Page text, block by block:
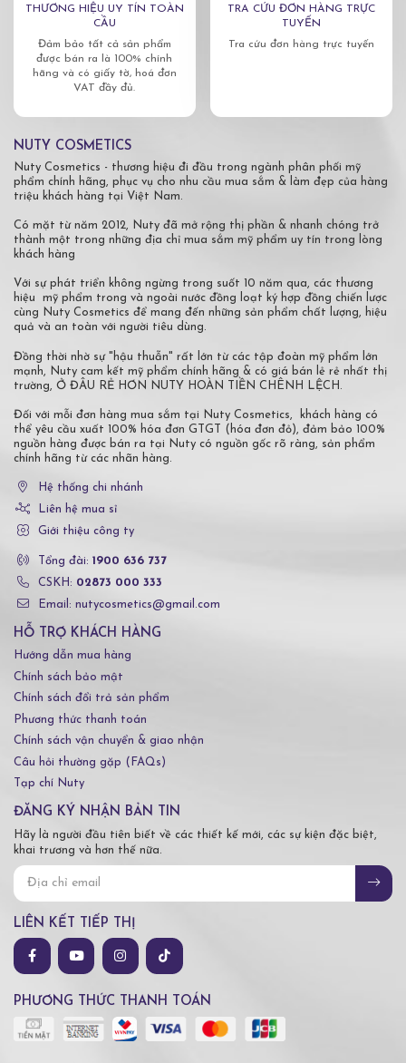
THƯƠNG HIỆU UY TÍN TOÀN
CẦU
Đảm bảo tất cả sản phẩm
được bán ra là 100% chính
hãng và có giấy tờ, hoá đơn
VAT đầy đủ.
TRA CỨU ĐƠN HÀNG TRỰC
TUYẾN
Tra cứu đơn hàng trực tuyến
NUTY COSMETICS
Nuty Cosmetics - thương hiệu đi đầu trong ngành phân phối mỹ
phẩm chính hãng, phục vụ cho nhu cầu mua sắm & làm đẹp của hàng
triệu khách hàng tại Việt Nam.
Có mặt từ năm 2012, Nuty đã mở rộng thị phần & nhanh chóng trở
thành một trong những địa chỉ mua sắm mỹ phẩm uy tín trong lòng
khách hàng
Với sự phát triển không ngừng trong suốt 10 năm qua, các thương
hiệu mỹ phẩm trong và ngoài nước đồng loạt ký hợp đồng chiến lược
cùng Nuty Cosmetics để mang đến những sản phẩm chất lượng, hiệu
quả và an toàn với người tiêu dùng.
Đồng thời nhờ sự "hậu thuẫn" rất lớn từ các tập đoàn mỹ phẩm lớn
mạnh, Nuty cam kết mỹ phẩm chính hãng & có giá bán lẻ rẻ nhất thị
trường, Ở ĐÂU RẺ HƠN NUTY HOÀN TIỀN CHÊNH LỆCH.
Đối với mỗi đơn hàng mua sắm tại Nuty Cosmetics, khách hàng có
thể yêu cầu xuất 100% hóa đơn GTGT (hóa đơn đỏ), đảm bảo 100%
nguồn hàng được bán ra tại Nuty có nguồn gốc rõ ràng, sản phẩm
chính hãng từ các nhãn hàng.
Hệ thống chi nhánh
Liên hệ mua sỉ
Giới thiệu công ty
Tổng đài: 1900 636 737
CSKH: 02873 000 333
Email: nutycosmetics@gmail.com
HỖ TRỢ KHÁCH HÀNG
Hướng dẫn mua hàng
Chính sách bảo mật
Chính sách đổi trả sản phẩm
Phương thức thanh toán
Chính sách vận chuyển & giao nhận
Câu hỏi thường gặp (FAQs)
Tạp chí Nuty
ĐĂNG KÝ NHẬN BẢN TIN
Hãy là người đầu tiên biết về các thiết kế mới, các sự kiện đặc biệt,
khai trương và hơn thế nữa.
LIÊN KẾT TIẾP THỊ
PHƯƠNG THỨC THANH TOÁN